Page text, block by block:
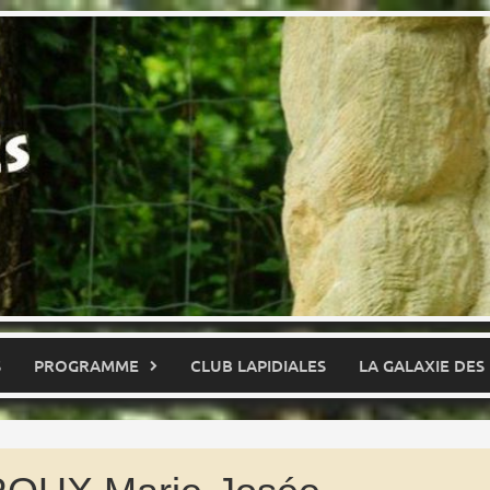
PROGRAMME CLUB LAPIDIALES LA GALAXIE DES